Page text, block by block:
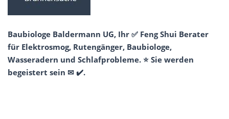
Baubiologe Baldermann UG, Ihr ✅ Feng Shui Berater
für Elektrosmog, Rutengänger, Baubiologe,
Wasseradern und Schlafprobleme. ⭐ Sie werden
begeistert sein ✉ ✔️.